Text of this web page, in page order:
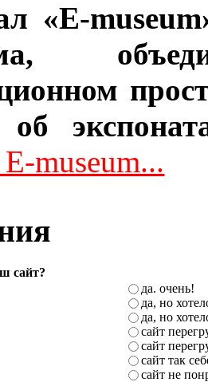
«E-
об
museum...
сайт?
да. очень!
да, но
да, но
сайт
сайт
сайт так
сайт не